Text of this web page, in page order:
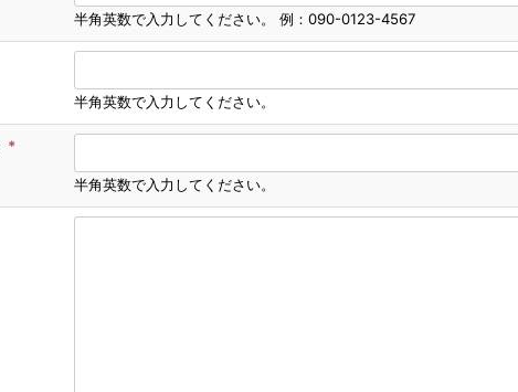
半角英数で入力してください。 例：090-0123-4567
半角英数で入力してください。
*
半角英数で入力してください。